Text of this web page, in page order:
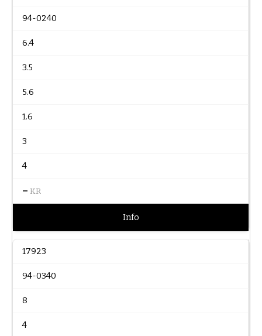
94-0240
6.4
3.5
5.6
1.6
3
4
– KR
Info
17923
94-0340
8
4